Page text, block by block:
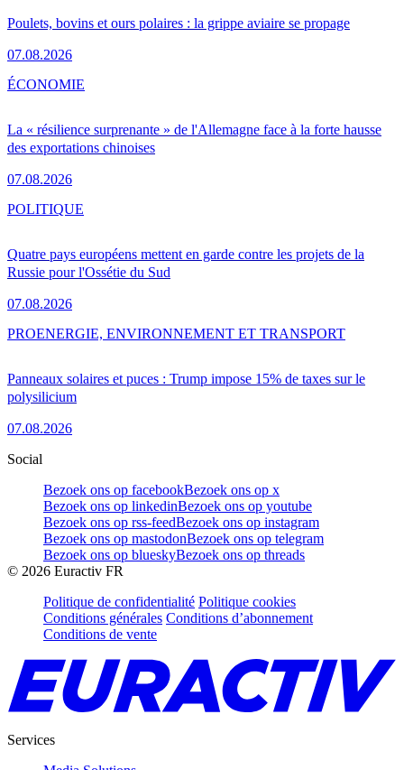
Poulets, bovins et ours polaires : la grippe aviaire se propage
07.08.2026
La « résilience surprenante » de l'Allemagne face à la forte hausse
des exportations chinoises
07.08.2026
ÉCONOMIE
Quatre pays européens mettent en garde contre les projets de la
Russie pour l'Ossétie du Sud
07.08.2026
POLITIQUE
Panneaux solaires et puces : Trump impose 15% de taxes sur le
polysilicium
07.08.2026
PROENERGIE, ENVIRONNEMENT ET TRANSPORT
Social
Bezoek ons op facebookBezoek ons op x
Bezoek ons op linkedinBezoek ons op youtube
Bezoek ons op rss-feedBezoek ons op instagram
Bezoek ons op mastodonBezoek ons op telegram
Bezoek ons op blueskyBezoek ons op threads
© 2026 Euractiv FR
Politique de confidentialité Politique cookies
Conditions générales Conditions d’abonnement
Conditions de vente
Services